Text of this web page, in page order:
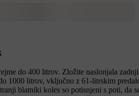
do 400 litrov. Zložite naslonjala
1000 litrov, vključno z 61-litrskim
blatniki koles so potisnjeni s poti, da